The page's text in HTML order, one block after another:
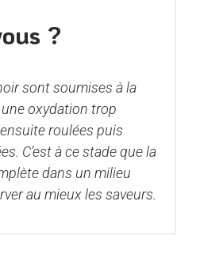
?
sont soumises à la
une oxydation trop
roulées puis
C’est à ce stade que la
dans un milieu
au mieux les saveurs.